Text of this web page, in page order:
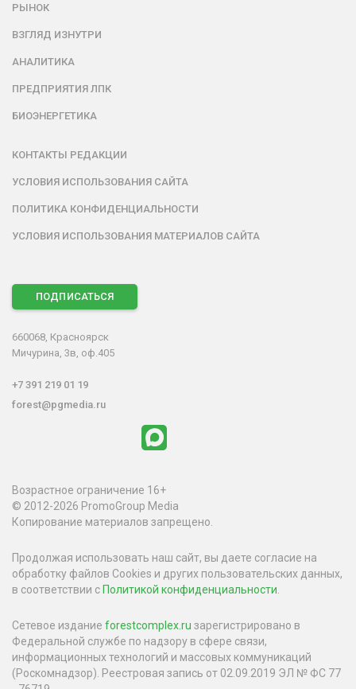
РЫНОК
ВЗГЛЯД ИЗНУТРИ
АНАЛИТИКА
ПРЕДПРИЯТИЯ ЛПК
БИОЭНЕРГЕТИКА
КОНТАКТЫ РЕДАКЦИИ
УСЛОВИЯ ИСПОЛЬЗОВАНИЯ САЙТА
ПОЛИТИКА КОНФИДЕНЦИАЛЬНОСТИ
УСЛОВИЯ ИСПОЛЬЗОВАНИЯ МАТЕРИАЛОВ САЙТА
ПОДПИСАТЬСЯ
660068, Красноярск
Мичурина, 3в, оф.405
+7 391 219 01 19
forest@pgmedia.ru
Возрастное ограничение 16+
© 2012-2026 PromoGroup Media
Копирование материалов запрещено.
Продолжая использовать наш сайт, вы даете согласие на
обработку файлов Cookies и других пользовательских данных,
в соответствии сПолитикой конфиденциальности
Сетевое издание forestcomplex.ru зарегистрировано в
Федеральной службе по надзору в сфере связи,
информационных технологий и массовых коммуникаций
(Роскомнадзор). Реестровая запись от 02.09.2019 ЭЛ № ФС 77